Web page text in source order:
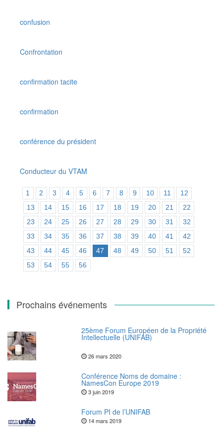
confusion
Confrontation
confirmation tacite
confirmation
conférence du président
Conducteur du VTAM
1 2 3 4 5 6 7 8 9 10 11
12
13
14 15 16 17 18 19 20 21
22
23
24 25 26 27 28 29 30 31
32
33
34 35 36 37 38 39 40 41
42
43
44 45 46 47 48 49 50 51
52
53
54 55 56
Prochains événements
25ème Forum Européen de la Propriété
Intellectuelle (UNIFAB)
26 mars 2020
Conférence Noms de domaine :
NamesCon Europe 2019
3 juin 2019
Forum PI de l’UNIFAB
14 mars 2019